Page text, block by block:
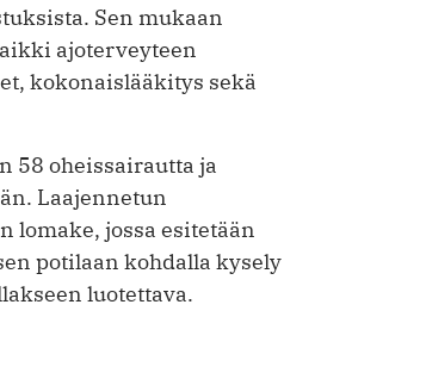
Sen mukaan
ajoterveyteen
kokonaislääkitys sekä
58 oheissairautta ja
Laajennetun
lomake, jossa esitetään
potilaan kohdalla kysely
luotettava.